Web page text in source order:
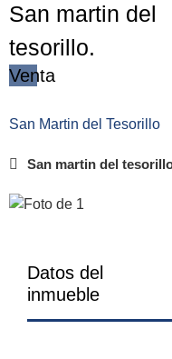
San martin del
tesorillo.
Venta
San Martin del Tesorillo
San martin del
Datos del
inmueble